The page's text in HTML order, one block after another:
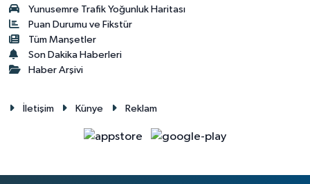
Yunusemre Trafik Yoğunluk Haritası
Puan Durumu ve Fikstür
Tüm Manşetler
Son Dakika Haberleri
Haber Arşivi
İletişim Künye Reklam